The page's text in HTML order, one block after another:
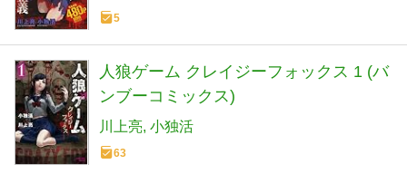
5
人狼ゲーム クレイジーフォックス 1 (バ
ンブーコミックス)
川上亮 小独活
63